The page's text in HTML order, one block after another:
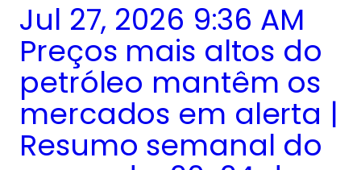
Jul 27, 2026 9:36 AM
Preços mais altos do
petróleo mantêm os
mercados em alerta |
Resumo semanal do